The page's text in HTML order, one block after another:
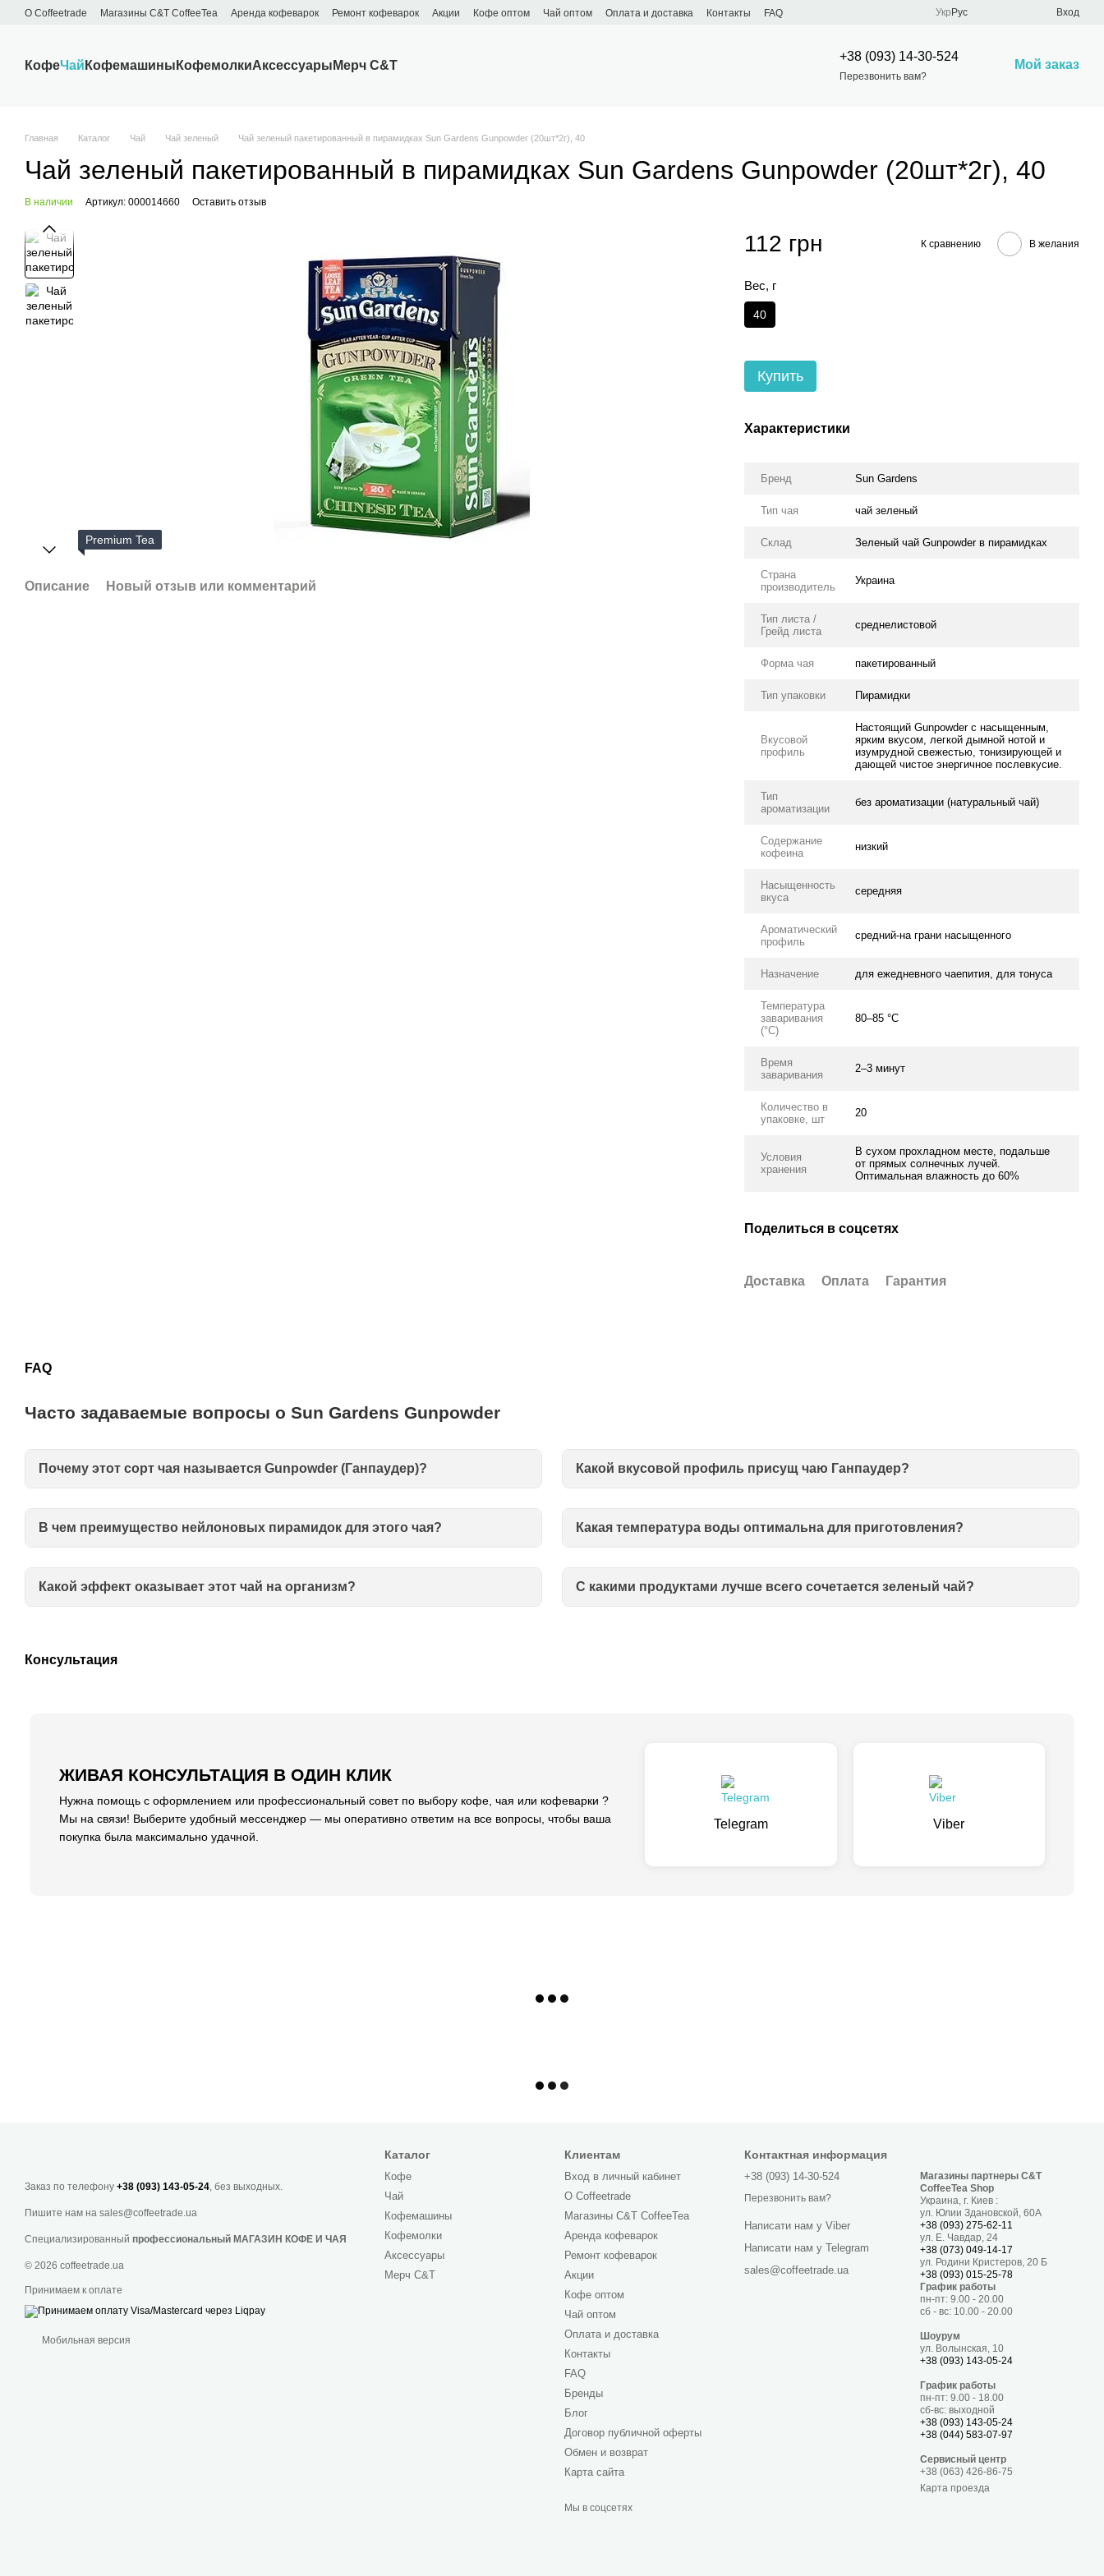
Перейти к основному контенту
О Сoffeetrade Магазины C&T CoffeeTea Аренда кофеварок Ремонт кофеварок Акции Кофе оптом Чай оптом Оплата и доставка Контакты
FAQ
Укр Рус Вход
КофеЧай Кофемашины КофемолкиАксессуары Мерч C&T
+38 (093) 14-30-524
Перезвонить вам?
Мой заказ
Главная Каталог Чай Чай зеленый Чай зеленый пакетированный в пирамидках Sun Gardens Gunpowder (20шт*2г), 40
Чай зеленый пакетированный в пирамидках Sun Gardens Gunpowder (20шт*2г), 40
В наличии Артикул: 000014660 Оставить отзыв
Premium Tea
Описание Новый отзыв или комментарий
112 грн К сравнению В желания
Вес, г
40
Купить
Характеристики
Бренд Sun Gardens
Тип чая чай зеленый
Склад Зеленый чай Gunpowder в пирамидках
Страна
производитель
Украина
Тип листа /
Грейд листа
среднелистовой
Форма чая пакетированный
Тип упаковки Пирамидки
Вкусовой
профиль
Настоящий Gunpowder с насыщенным,
ярким вкусом, легкой дымной нотой и
изумрудной свежестью, тонизирующей и
дающей чистое энергичное послевкусие.
Тип
ароматизации
без ароматизации (натуральный чай)
Содержание
кофеина
низкий
Насыщенность
вкуса
середняя
Ароматический
профиль
средний-на грани насыщенного
Назначение для ежедневного чаепития, для тонуса
Температура
заваривания
(°C)
80–85 °C
Время
заваривания
2–3 минут
Количество в
упаковке, шт
20
Условия
хранения
В сухом прохладном месте, подальше
от прямых солнечных лучей.
Оптимальная влажность до 60%
Поделиться в соцсетях
Доставка Оплата Гарантия
FAQ
Часто задаваемые вопросы о Sun Gardens Gunpowder
Почему этот сорт чая называется Gunpowder (Ганпаудер)? Какой вкусовой профиль присущ чаю Ганпаудер?
В чем преимущество нейлоновых пирамидок для этого чая? Какая температура воды оптимальна для приготовления?
Какой эффект оказывает этот чай на организм? С какими продуктами лучше всего сочетается зеленый чай?
Консультация
ЖИВАЯ КОНСУЛЬТАЦИЯ В ОДИН КЛИК
Нужна помощь с оформлением или профессиональный совет по выбору кофе, чая или кофеварки ?
Мы на связи! Выберите удобный мессенджер — мы оперативно ответим на все вопросы, чтобы ваша
покупка была максимально удачной.
Telegram Viber
Заказ по телефону +38 (093) 143-05-24, без выходных.
Пишите нам на sales@coffeetrade.ua
Специализированный профессиональный МАГАЗИН КОФЕ И ЧАЯ
© 2026 coffeetrade.ua
Принимаем к оплате
Мобильная версия
Каталог
Кофе
Чай
Кофемашины
Кофемолки
Аксессуары
Мерч C&T
Клиентам
Вход в личный кабинет
О Сoffeetrade
Магазины C&T CoffeeTea
Аренда кофеварок
Ремонт кофеварок
Акции
Кофе оптом
Чай оптом
Оплата и доставка
Контакты
FAQ
Бренды
Блог
Договор публичной оферты
Обмен и возврат
Карта сайта
Мы в соцсетях
Контактная информация
+38 (093) 14-30-524
Перезвонить вам?
Написати нам у Viber
Написати нам у Telegram
sales@coffeetrade.ua
Магазины партнеры C&T
CoffeeTea Shop
Украина, г. Киев :
ул. Юлии Здановской, 60А
+38 (093) 275-62-11
ул. Е. Чавдар, 24
+38 (073) 049-14-17
ул. Родини Кристеров, 20 Б
+38 (093) 015-25-78
График работы
пн-пт: 9.00 - 20.00
сб - вс: 10.00 - 20.00
Шоурум
ул. Волынская, 10
+38 (093) 143-05-24
График работы
пн-пт: 9.00 - 18.00
сб-вс: выходной
+38 (093) 143-05-24
+38 (044) 583-07-97
Сервисный центр
+38 (063) 426-86-75
Карта проезда